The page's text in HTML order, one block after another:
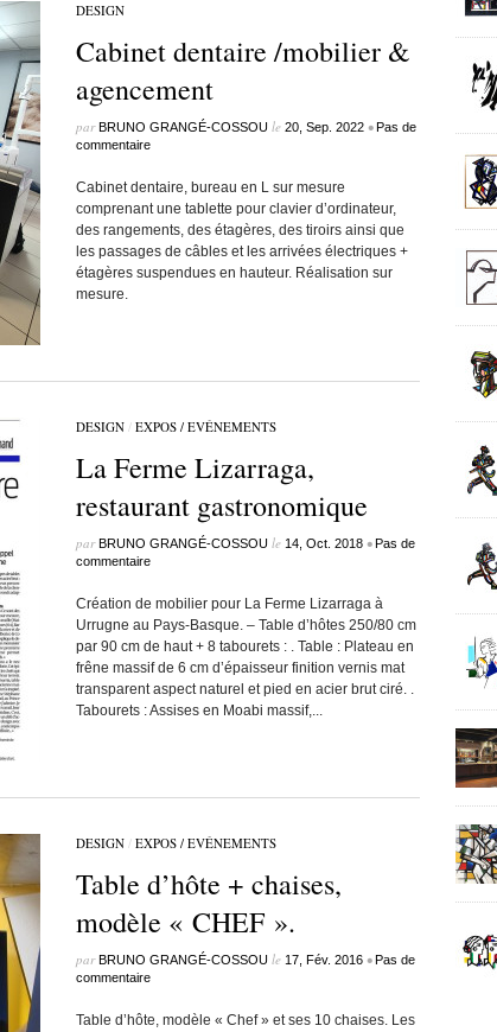
DESIGN
Cabinet dentaire /mobilier &
agencement
parBRUNO GRANGÉ-COSSOUle 20, Sep. 2022 •Pas de
commentaire
Cabinet dentaire, bureau en L sur mesure
comprenant une tablette pour clavier d’ordinateur,
des rangements, des étagères, des tiroirs ainsi que
les passages de câbles et les arrivées électriques +
étagères suspendues en hauteur. Réalisation sur
mesure.
DESIGN/ EXPOS / EVÉNEMENTS
La Ferme Lizarraga,
restaurant gastronomique
parBRUNO GRANGÉ-COSSOUle 14, Oct. 2018 •Pas de
commentaire
Création de mobilier pour La Ferme Lizarraga à
Urrugne au Pays-Basque. – Table d’hôtes 250/80 cm
par 90 cm de haut + 8 tabourets : . Table : Plateau en
frêne massif de 6 cm d’épaisseur finition vernis mat
transparent aspect naturel et pied en acier brut ciré. .
Tabourets : Assises en Moabi massif,...
DESIGN/ EXPOS / EVÉNEMENTS
Table d’hôte + chaises,
modèle « CHEF ».
parBRUNO GRANGÉ-COSSOUle 17, Fév. 2016 •Pas de
commentaire
Table d’hôte, modèle « Chef » et ses 10 chaises. Les